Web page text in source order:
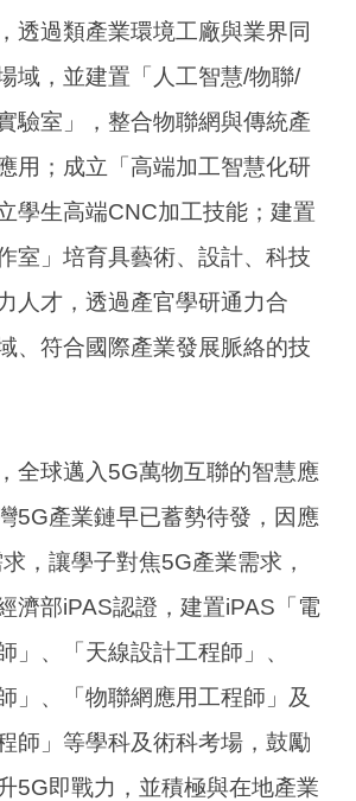
透過類產業環境工廠與業界同
域，並建置「人工智慧/物聯/
驗室」，整合物聯網與傳統產
用；成立「高端加工智慧化研
學生高端CNC加工技能；建置
室」培育具藝術、設計、科技
人才，透過產官學研通力合
、符合國際產業發展脈絡的技
全球邁入5G萬物互聯的智慧應
5G產業鏈早已蓄勢待發，因應
，讓學子對焦5G產業需求，
濟部iPAS認證，建置iPAS「電
」、「天線設計工程師」、
」、「物聯網應用工程師」及
師」等學科及術科考場，鼓勵
5G即戰力，並積極與在地產業